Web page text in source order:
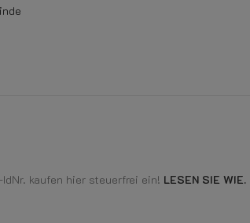
kaufen hier steuerfrei ein! LESEN SIE WIE.